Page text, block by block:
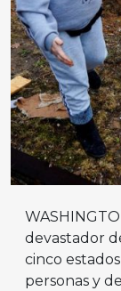
devastador
cinco
personas y